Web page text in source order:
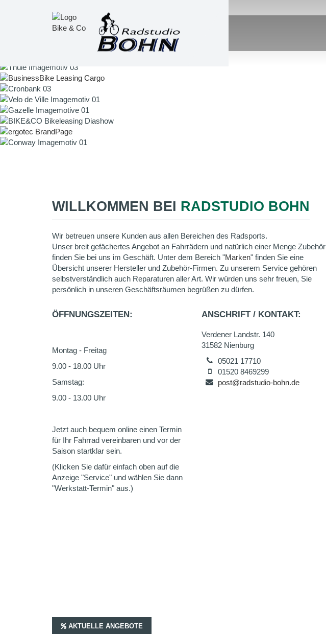
WILLKOMMEN BEI RADSTUDIO BOHN
Wir betreuen unsere Kunden aus allen Bereichen des Radsports.
Unser breit gefächertes Angebot an Fahrrädern und natürlich einer Menge Zubehör
finden Sie bei uns im Geschäft. Unter dem Bereich "Marken" finden Sie eine
Übersicht unserer Hersteller und Zubehör-Firmen. Zu unserem Service gehören
selbstverständlich auch Reparaturen aller Art. Wir würden uns sehr freuen, Sie
persönlich in unseren Geschäftsräumen begrüßen zu dürfen.
ÖFFNUNGSZEITEN:
Montag - Freitag
9.00 - 18.00 Uhr
Samstag:
9.00 - 13.00 Uhr
Jetzt auch bequem online einen Termin
für Ihr Fahrrad vereinbaren und vor der
Saison startklar sein.
(Klicken Sie dafür einfach oben auf die
Anzeige "Service" und wählen Sie dann
"Werkstatt-Termin" aus.)
ANSCHRIFT / KONTAKT:
Verdener Landstr. 140
31582 Nienburg
05021 17710
01520 8469299
post@radstudio-bohn.de
AKTUELLE ANGEBOTE